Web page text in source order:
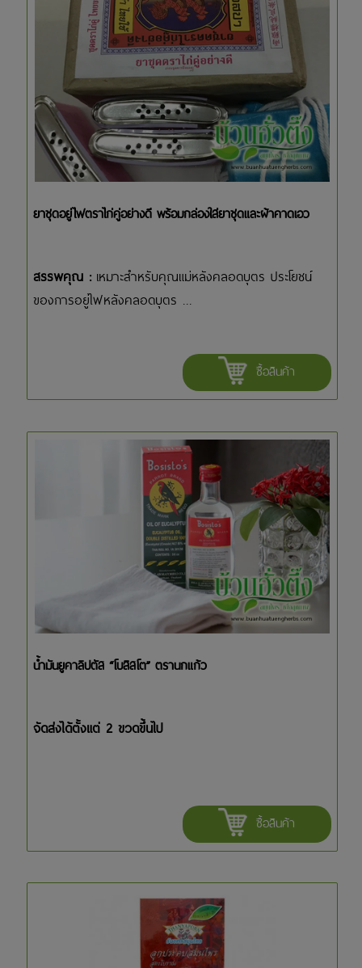
ยาชุดอยู่ไฟตราไก่คู่อย่างดี พร้อมกล่องใส่ยาชุดและผ้าคาดเอว
สรรพคุณ : เหมาะสำหรับคุณแม่หลังคลอดบุตร ประโยชน์
ของการอยู่ไฟหลังคลอดบุตร ...
ซื้อสินค้า
น้ำมันยูคาลิปตัส “โบสิสโต” ตรานกแก้ว
จัดส่งได้ตั้งแต่ 2 ขวดขึ้นไป
ซื้อสินค้า